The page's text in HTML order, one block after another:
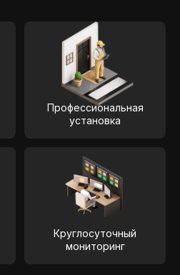
Профессиональная
установка
Круглосуточный
мониторинг